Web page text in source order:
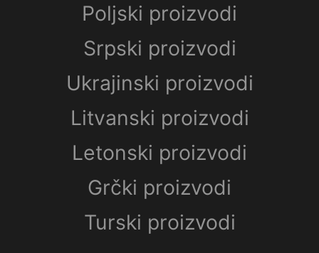
Poljski proizvodi
Srpski proizvodi
Ukrajinski proizvodi
Litvanski proizvodi
Letonski proizvodi
Grčki proizvodi
Turski proizvodi